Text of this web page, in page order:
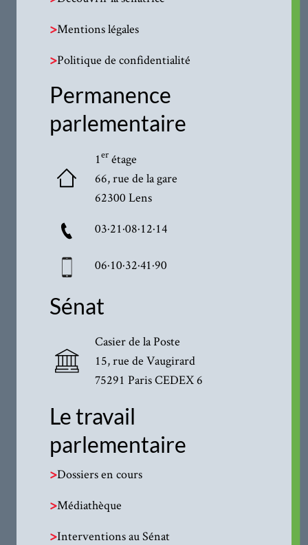
>Mentions légales
>Politique de confidentialité
Permanence
parlementaire
1erétage
66, rue de la gare
62300 Lens
03·21·08·12·14
06·10·32·41·90
Sénat
Casier de la Poste
15, rue de Vaugirard
75291 Paris CEDEX 6
Le travail
parlementaire
>Dossiers en cours
>Médiathèque
>Interventions au Sénat